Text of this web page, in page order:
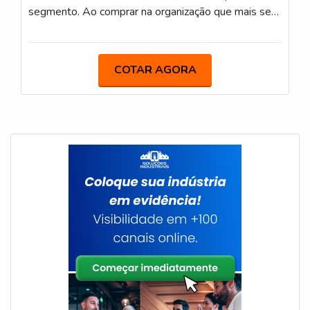
segmento. Ao comprar na organização que mais se
de excelência e terá a garantia de adquirir produtos
é por tampa rollon, com a IGP Indústria de Garrafas
Pet o cliente obterá assertividade e as melhores
Indústria de Garrafas Pet canaliza seus recursos em
produzir uma estrutura para os parceiros com
escritório de alta qualidade onde são realizadas as
atividades e sede em localização privilegiada, tudo
para garantir tampa rollon com excelente custo-
benefício.Há muitas maneiras eficientes de uma
companhia demonstrar competência, excelência e
destaque em sua área de atuação. A IGP Indústria
de Garrafas Pet se mostra referência por ter:
Colaboradores eficientes; Atendimento
COTAR AGORA